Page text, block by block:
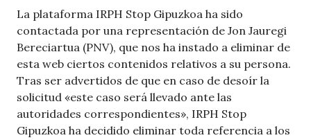
La plataforma IRPH Stop Gipuzkoa ha sido
contactada por una representación de Jon Jauregi
Bereciartua (PNV), que nos ha instado a eliminar de
esta web ciertos contenidos relativos a su persona.
Tras ser advertidos de que en caso de desoír la
solicitud «este caso será llevado ante las
autoridades correspondientes», IRPH Stop
Gipuzkoa ha decidido eliminar toda referencia a los